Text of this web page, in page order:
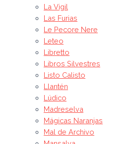
La Vigil
Las Furias
Le Pecore Nere
Leteo
Libretto
Libros Silvestres
Listo Calisto
Llantén
Lúdico
Madreselva
Mágicas Naranjas
Mal de Archivo